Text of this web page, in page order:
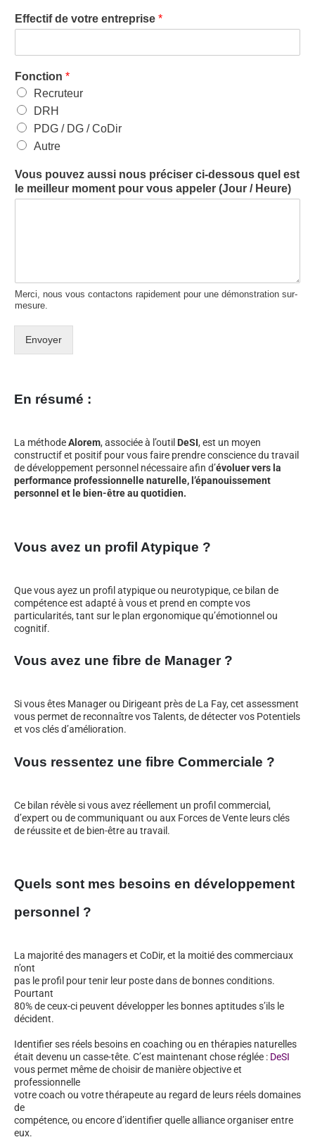
Effectif de votre entreprise *
Fonction *
Recruteur
DRH
PDG / DG / CoDir
Autre
Vous pouvez aussi nous préciser ci-dessous quel est
le meilleur moment pour vous appeler (Jour / Heure)
Merci, nous vous contactons rapidement pour une démonstration sur-
mesure.
Envoyer
En résumé :
La méthodeAlorem, associée à l’outil DeSI, est un moyen
constructif et positif pour vous faire prendre conscience du travail
de développement personnel nécessaire afin d’évoluer vers la
performance professionnelle naturelle, l’épanouissement
personnel et le bien-être au quotidien.
Vous avez un profil Atypique ?
Que vous ayez un profil atypique ou neurotypique, ce bilan de
compétence est adapté à vous et prend en compte vos
particularités, tant sur le plan ergonomique qu’émotionnel ou
cognitif.
Vous avez une fibre de Manager ?
Si vous êtes Manager ou Dirigeant près de La Fay, cet assessment
vous permet de reconnaître vos Talents, de détecter vos Potentiels
et vos clés d’amélioration.
Vous ressentez une fibre Commerciale ?
Ce bilan révèle si vous avez réellement un profil commercial,
d’expert ou de communiquant ou aux Forces de Vente leurs clés
de réussite et de bien-être au travail.
Quels sont mes besoins en développement
personnel ?
La majorité des managers et CoDir, et la moitié des commerciaux
n’ont
pas le profil pour tenir leur poste dans de bonnes conditions.
Pourtant
80% de ceux-ci peuvent développer les bonnes aptitudes s’ils le
décident.
Identifier ses réels besoins en coaching ou en thérapies naturelles
était devenu un casse-tête. C’est maintenant chose réglée : DeSI
vous permet même de choisir de manière objective et
professionnelle
votre coach ou votre thérapeute au regard de leurs réels domaines
de
compétence, ou encore d’identifier quelle alliance organiser entre
eux.